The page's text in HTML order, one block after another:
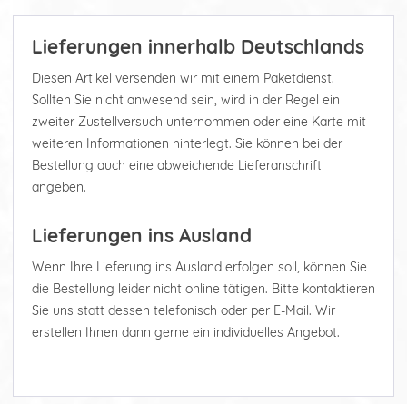
Lieferungen innerhalb Deutschlands
Diesen Artikel versenden wir mit einem Paketdienst.
Sollten Sie nicht anwesend sein, wird in der Regel ein
zweiter Zustellversuch unternommen oder eine Karte mit
weiteren Informationen hinterlegt. Sie können bei der
Bestellung auch eine abweichende Lieferanschrift
angeben.
Lieferungen ins Ausland
Wenn Ihre Lieferung ins Ausland erfolgen soll, können Sie
die Bestellung leider nicht online tätigen. Bitte kontaktieren
Sie uns statt dessen telefonisch oder per E-Mail. Wir
erstellen Ihnen dann gerne ein individuelles Angebot.